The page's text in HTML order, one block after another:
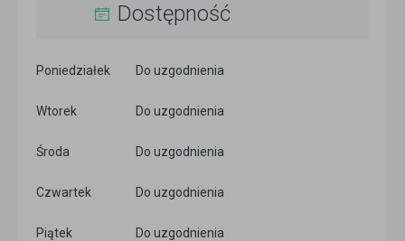
Dostępność
Poniedziałek Do uzgodnienia
Wtorek Do uzgodnienia
Środa Do uzgodnienia
Czwartek Do uzgodnienia
Piątek Do uzgodnienia